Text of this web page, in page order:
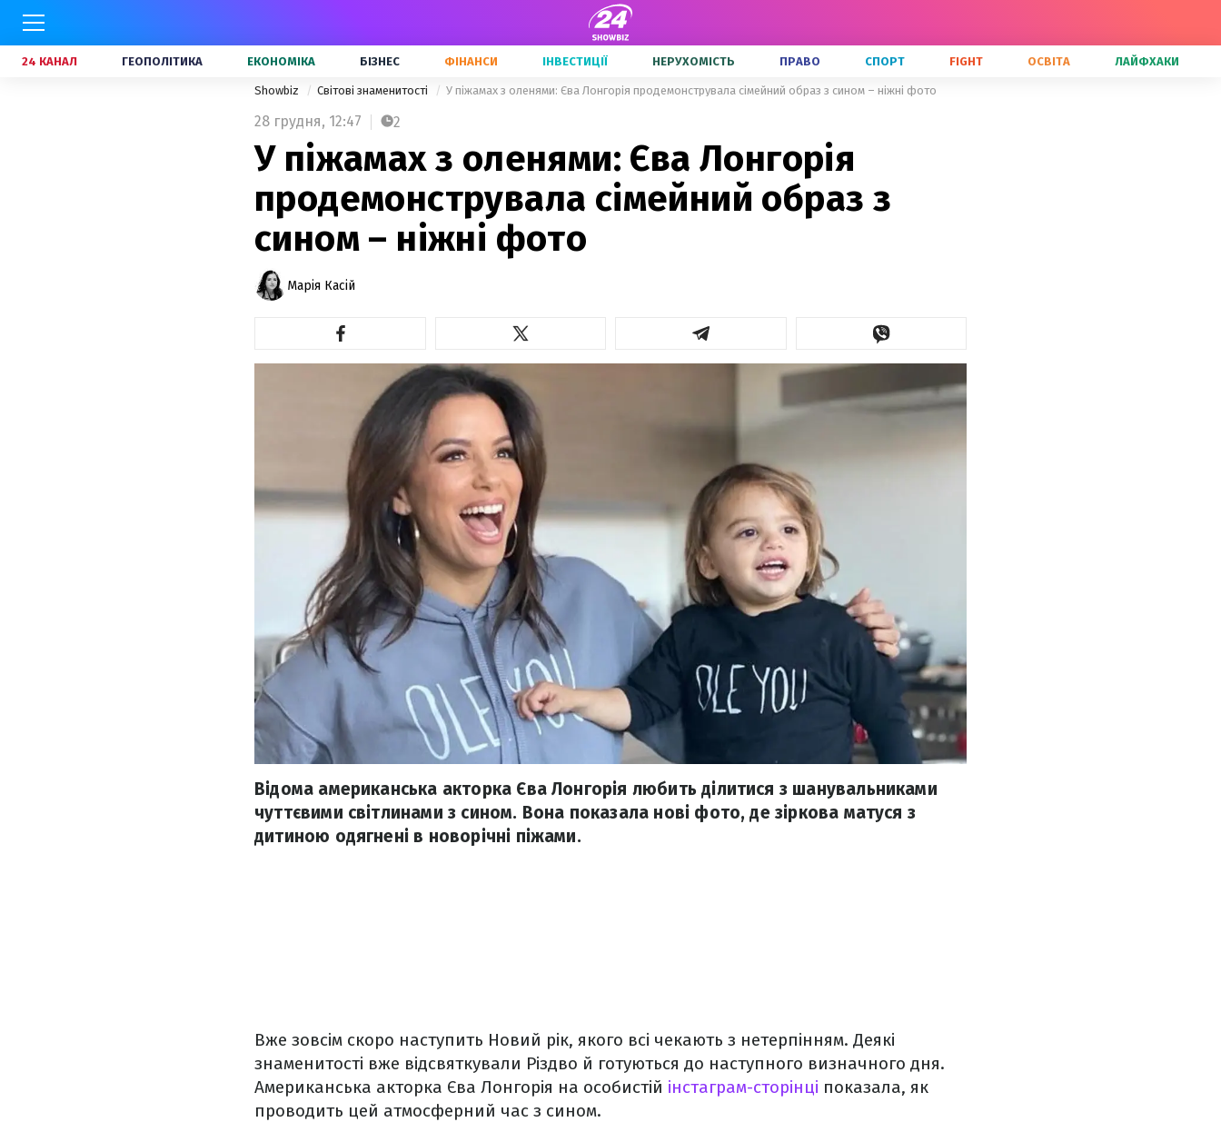
24 КАНАЛ ГЕОПОЛІТИКА ЕКОНОМІКА БІЗНЕС ФІНАНСИ ІНВЕСТИЦІЇ НЕРУХОМІСТЬ ПРАВО СПОРТ FIGHT ОСВІТА ЛАЙФХАКИ
Showbiz Світові знаменитості У піжамах з оленями: Єва Лонгорія продемонструвала сімейний образ з сином – ніжні фото
28 грудня, 12:47 2
У піжамах з оленями: Єва Лонгорія
продемонструвала сімейний образ з
сином – ніжні фото
Марія Касій
Відома американська акторка Єва Лонгорія любить ділитися з шанувальниками
чуттєвими світлинами з сином. Вона показала нові фото, де зіркова матуся з
дитиною одягнені в новорічні піжами.
Вже зовсім скоро наступить Новий рік, якого всі чекають з нетерпінням. Деякі
знаменитості вже відсвяткували Різдво й готуються до наступного визначного дня.
Американська акторка Єва Лонгорія на особистій інстаграм-сторінці показала, як
проводить цей атмосферний час з сином.